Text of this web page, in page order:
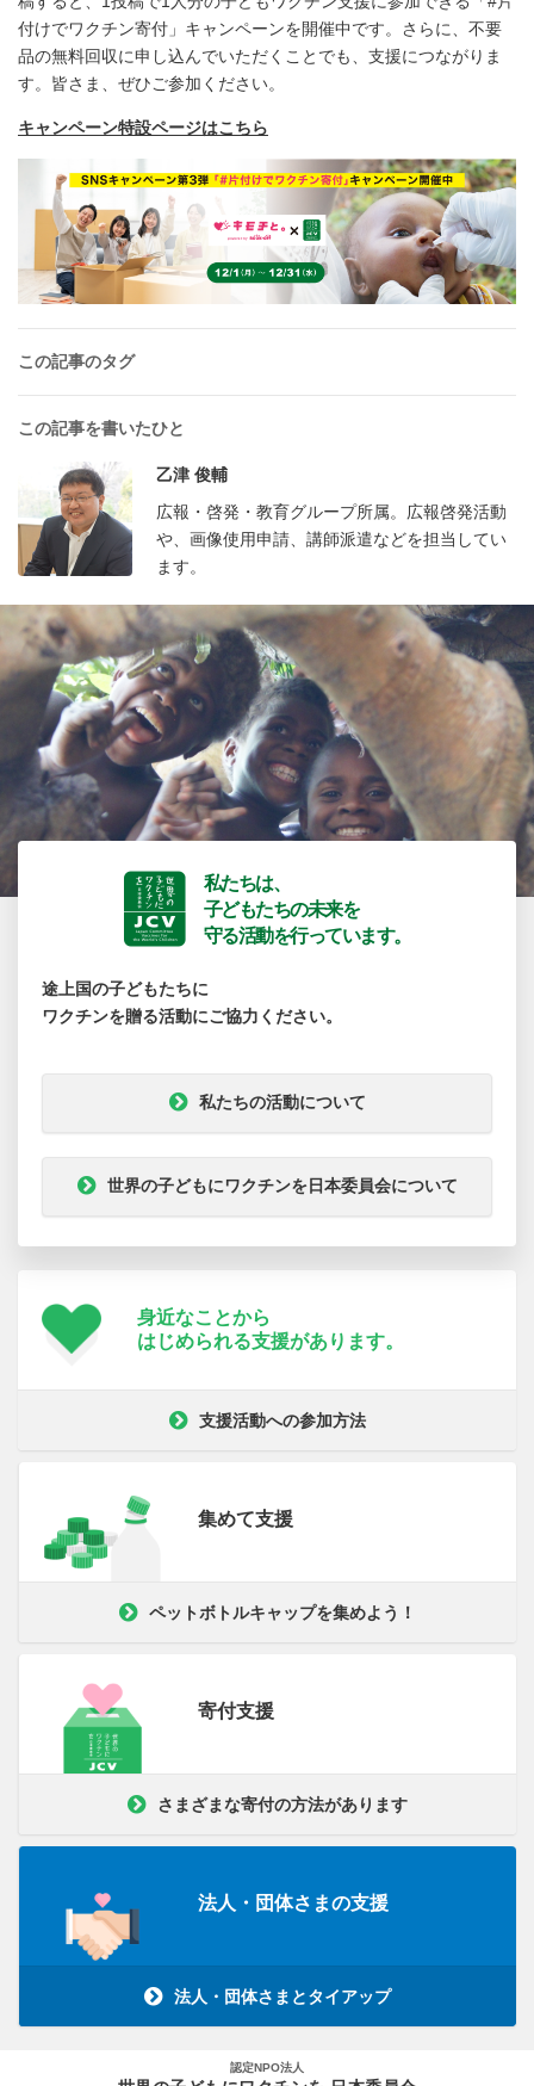
付けでワクチン寄付」キャンペーンを開催中です。さらに、不要
品の無料回収に申し込んでいただくことでも、支援につながりま
す。皆さま、ぜひご参加ください。
キャンペーン特設ページはこちら
この記事のタグ
この記事を書いたひと
乙津 俊輔
広報・啓発・教育グループ所属。広報啓発活動
や、画像使用申請、講師派遣などを担当してい
ます。
私たちは、
子どもたちの未来を
守る活動を行っています。
途上国の子どもたちに
ワクチンを贈る活動にご協力ください。
私たちの活動について
世界の子どもにワクチンを日本委員会について
身近なことから
はじめられる支援があります。
支援活動への参加方法
集めて支援
ペットボトルキャップを集めよう！
寄付支援
さまざまな寄付の方法があります
法人・団体さまの支援
法人・団体さまとタイアップ
認定NPO法人